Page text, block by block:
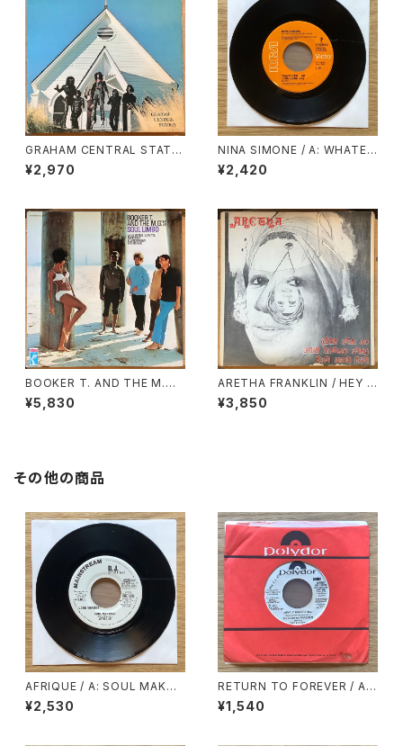
GRAHAM CENTRAL STATIO
N / RELEASE YOURSELF
¥2,970
NINA SIMONE / A: WHATEV
ER I AM (YOU MADE ME) /
B: WHY MUST YOUR LOVE
¥2,420
BOOKER T. AND THE M.
G.’S / SOUL LIMBO
¥5,830
ARETHA FRANKLIN / HEY N
OW HEY ( THE OTHER SID
E OF THE SKY )
¥3,850
その他の商品
AFRIQUE / A: SOUL MAKOS
SA (LONG VERSION) / B: S
OUL MAKOSSA (SHORT VE
¥2,530
RETURN TO FOREVER / A:
JUNGLE WATERFALL (STER
EO) / B: JUNGLE WATERFA
¥1,540